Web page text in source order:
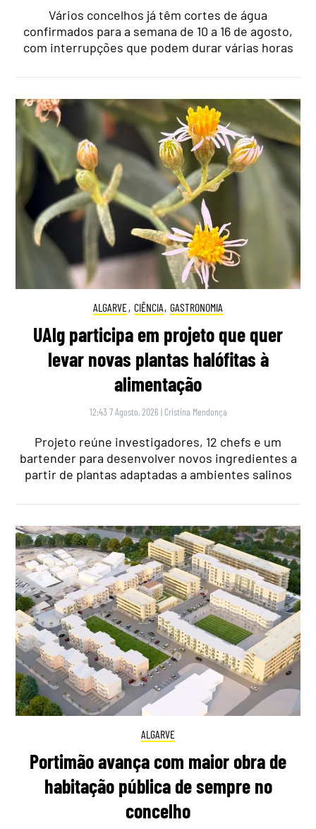
Vários concelhos já têm cortes de água
confirmados para a semana de 10 a 16 de agosto,
com interrupções que podem durar várias horas
ALGARVE, CIÊNCIA, GASTRONOMIA
UAlg participa em projeto que quer
levar novas plantas halófitas à
alimentação
12:43 7 Agosto, 2026 | Cristina Mendonça
Projeto reúne investigadores, 12 chefs e um
bartender para desenvolver novos ingredientes a
partir de plantas adaptadas a ambientes salinos
ALGARVE
Portimão avança com maior obra de
habitação pública de sempre no
concelho